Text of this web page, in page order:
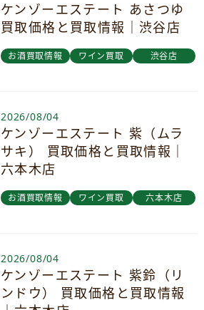
ケンゾーエステート あさつゆ
買取価格と買取情報｜渋谷店
お酒買取情報 ワイン買取 渋谷店
2026/08/04
ケンゾーエステート 紫（ムラ
サキ） 買取価格と買取情報｜
六本木店
お酒買取情報 ワイン買取 六本木店
2026/08/04
ケンゾーエステート 紫鈴（リ
ンドウ） 買取価格と買取情報